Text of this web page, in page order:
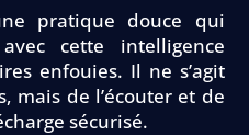
pratique douce qui
cette intelligence
enfouies. Il ne s’agit
mais de l’écouter et de
sécurisé.